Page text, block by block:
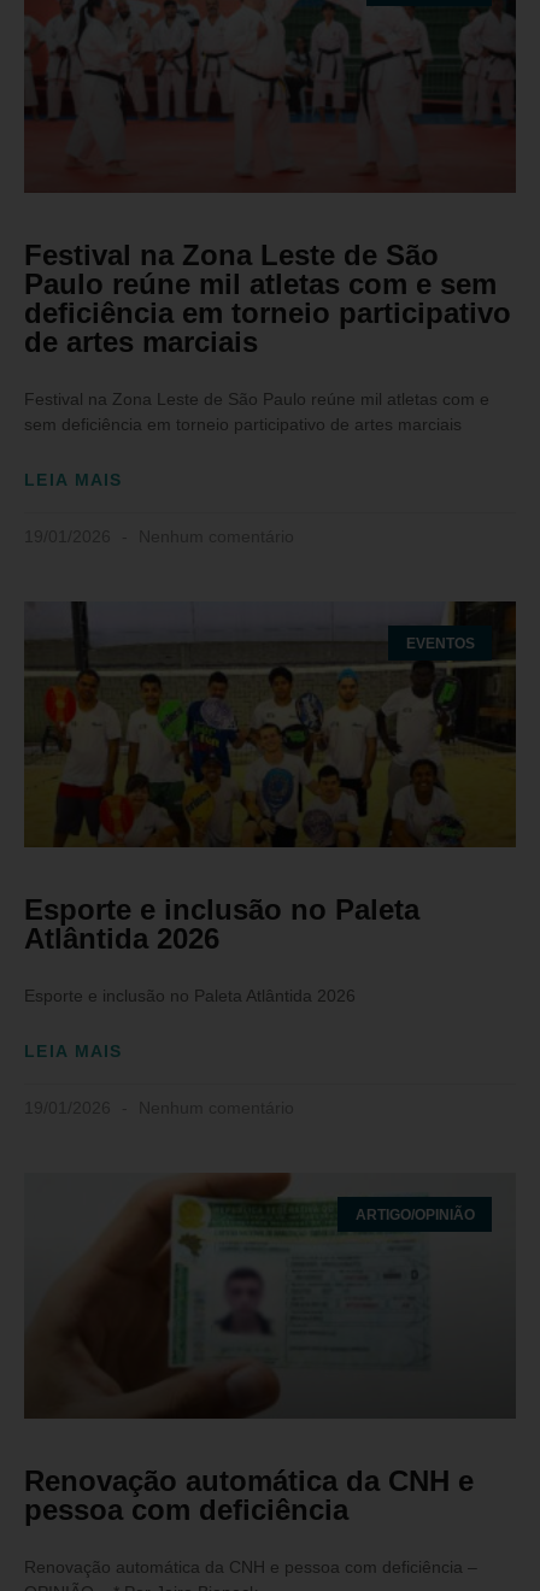
Festival na Zona Leste de São
Paulo reúne mil atletas com e sem
deficiência em torneio participativo
de artes marciais
Festival na Zona Leste de São Paulo reúne mil atletas com e
sem deficiência em torneio participativo de artes marciais
LEIA MAIS
EVENTOS
Esporte e inclusão no Paleta
Atlântida 2026
Esporte e inclusão no Paleta Atlântida 2026
LEIA MAIS
ARTIGO/OPINIÃO
Renovação automática da CNH e
pessoa com deficiência
Renovação automática da CNH e pessoa com deficiência –